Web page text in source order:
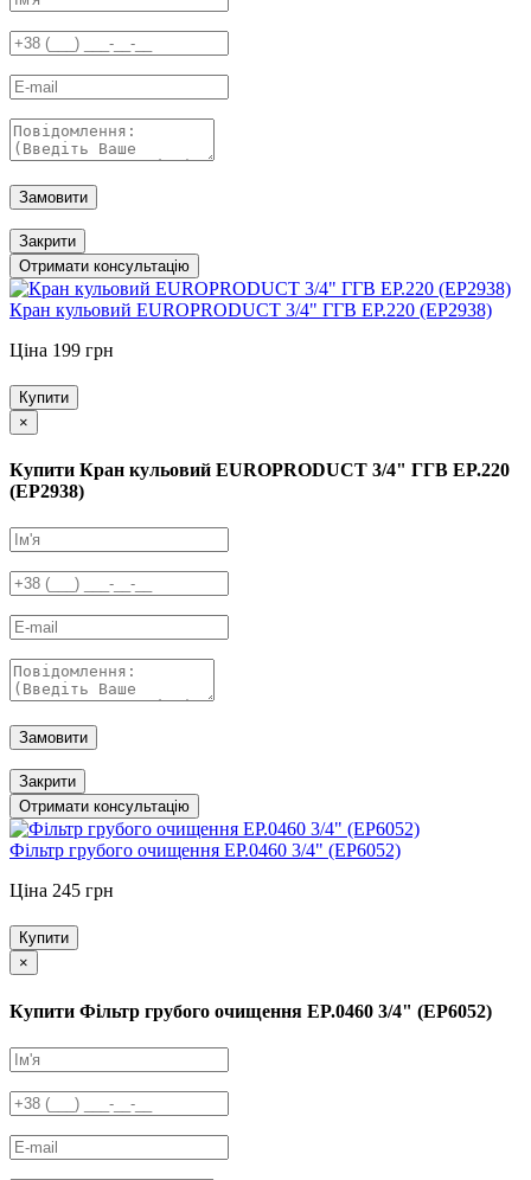
Замовити
Закрити
Отримати консультацію
Кран кульовий EUROPRODUCT 3/4" ГГВ EP.220 (EP2938)
Ціна 199 грн
Купити
×
Купити Кран кульовий EUROPRODUCT 3/4" ГГВ EP.220
(EP2938)
Замовити
Закрити
Отримати консультацію
Фільтр грубого очищення EP.0460 3/4" (EP6052)
Ціна 245 грн
Купити
×
Купити Фільтр грубого очищення EP.0460 3/4" (EP6052)